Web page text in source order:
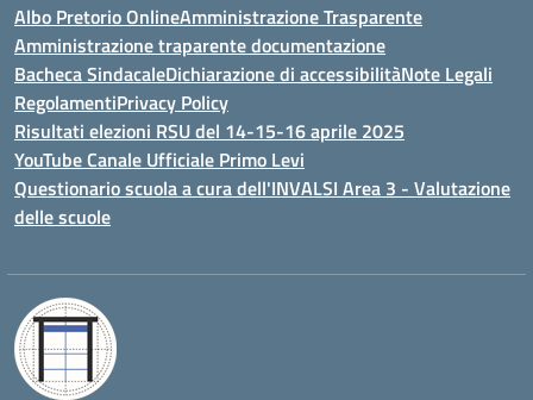
Albo Pretorio OnlineAmministrazione Trasparente
Amministrazione traparente documentazione
Bacheca SindacaleDichiarazione di accessibilitàNote Legali
RegolamentiPrivacy Policy
Risultati elezioni RSU del 14-15-16 aprile 2025
YouTube Canale Ufficiale Primo Levi
Questionario scuola a cura dell'INVALSI Area 3 - Valutazione
delle scuole